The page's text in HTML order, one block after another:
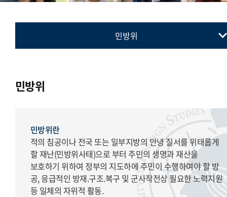
민방위
민방위
민방위란
적의 침공이나 전국 또는 일부지방의 안녕 질서를 위태롭게
할 재난(민방위사태)으로 부터 주민의 생명과 재산을
보호하기 위하여 정부의 지도하에 주민이 수행하여야 할 방
공, 응급적인 방재.구조.복구 및 군사작전상 필요한 노력지원
등 일체의 자위적 활동.